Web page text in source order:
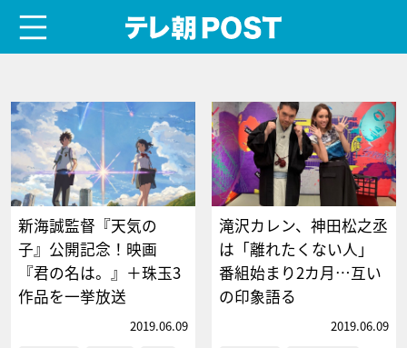
新海誠監督『天気の
子』公開記念！映画
『君の名は。』＋珠玉3
作品を一挙放送
2019.06.09
滝沢カレン、神田松之丞
は「離れたくない人」
番組始まり2カ月…互い
の印象語る
2019.06.09